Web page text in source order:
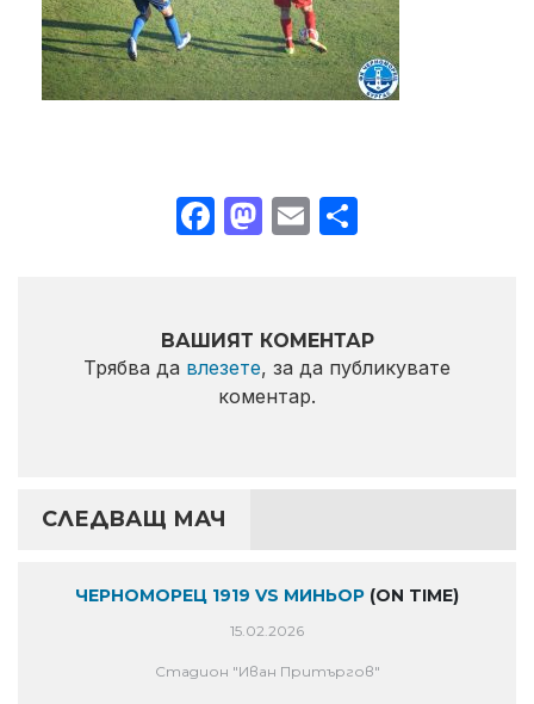
Facebook
Mastodon
Email
ВАШИЯТ КОМЕНТАР
Трябва да влезете, за да публикувате
коментар.
СЛЕДВАЩ МАЧ
ЧЕРНОМОРЕЦ 1919 VS МИНЬОР (ON TIME)
15.02.2026
Стадион "Иван Притъргов"